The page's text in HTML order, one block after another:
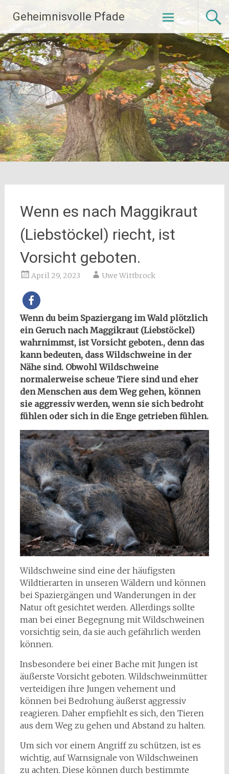
Inhalt
springen
Geheimnisvolle Pfade
Wenn es nach Maggikraut
(Liebstöckel) riecht, ist
Vorsicht geboten.
April 29, 2023 Uwe Wittbrock
Wenn du beim Spaziergang im Wald plötzlich
ein Geruch nach Maggikraut (Liebstöckel)
wahrnimmst, ist Vorsicht geboten., denn das
kann bedeuten, dass Wildschweine in der
Nähe sind. Obwohl Wildschweine
normalerweise scheue Tiere sind und eher
den Menschen aus dem Weg gehen, können
sie aggressiv werden, wenn sie sich bedroht
fühlen oder sich in die Enge getrieben fühlen.
Wildschweine sind eine der häufigsten
Wildtierarten in unseren Wäldern und können
bei Spaziergängen und Wanderungen in der
Natur oft gesichtet werden. Allerdings sollte
man bei einer Begegnung mit Wildschweinen
vorsichtig sein, da sie auch gefährlich werden
können.
Insbesondere bei einer Bache mit Jungen ist
äußerste Vorsicht geboten. Wildschweinmütter
verteidigen ihre Jungen vehement und
können bei Bedrohung äußerst aggressiv
reagieren. Daher empfiehlt es sich, den Tieren
aus dem Weg zu gehen und Abstand zu halten.
Um sich vor einem Angriff zu schützen, ist es
wichtig, auf Warnsignale von Wildschweinen
zu achten. Diese können durch bestimmte